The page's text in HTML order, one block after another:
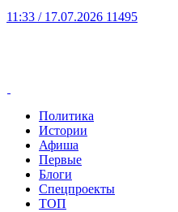
11:33 / 17.07.2026 11495
Политика
Истории
Афиша
Первые
Блоги
Спецпроекты
ТОП